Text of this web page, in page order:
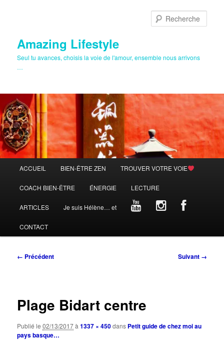
Amazing Lifestyle
Seul tu avances, choisis la voie de l'amour, ensemble nous arrivons
…
principal
ACCUEIL BIEN-ÊTRE ZEN TROUVER VOTRE VOIE
COACH BIEN-ÊTRE ÉNERGIE LECTURE
ARTICLES Je suis Hélène… et
CONTACT
Navigation
← Précédent Suivant →
Plage Bidart centre
Publié le02/13/2017à1337 × 450dans Petit guide de chez moi au
pays basque…